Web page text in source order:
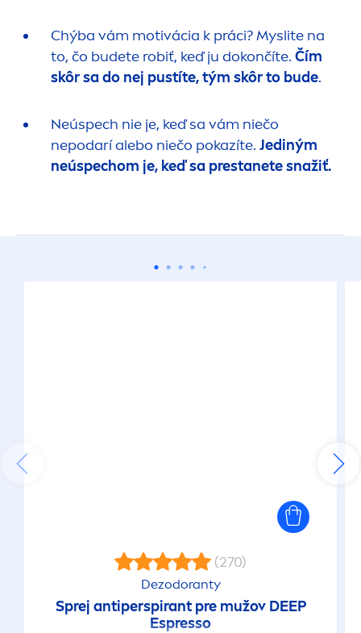
Chýba vám motivácia k práci? Myslite na
to, čo budete robiť, keď ju dokončíte. Čím
skôr sa do nej pustíte, tým skôr to bude.
Neúspech nie je, keď sa vám niečo
nepodarí alebo niečo pokazíte. Jediným
neúspechom je, keď sa prestanete snažiť.
(270)
Dezodoranty
Sprej antiperspirant pre mužov DEEP
Espresso